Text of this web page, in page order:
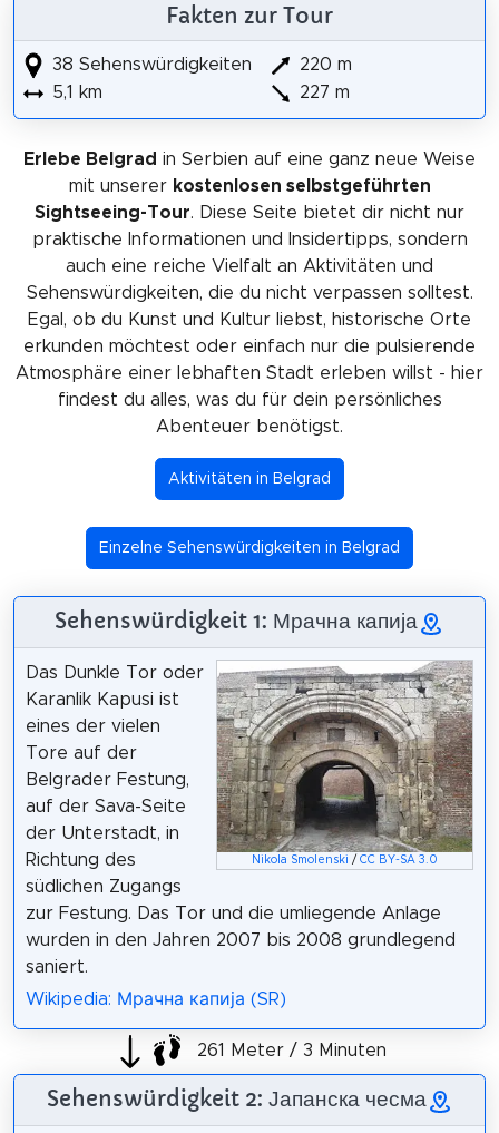
Fakten zur Tour
38 Sehenswürdigkeiten
5,1 km
220 m
227 m
Erlebe Belgrad in Serbien auf eine ganz neue Weise
mit unserer kostenlosen selbstgeführten
Sightseeing-Tour. Diese Seite bietet dir nicht nur
praktische Informationen und Insidertipps, sondern
auch eine reiche Vielfalt an Aktivitäten und
Sehenswürdigkeiten, die du nicht verpassen solltest.
Egal, ob du Kunst und Kultur liebst, historische Orte
erkunden möchtest oder einfach nur die pulsierende
Atmosphäre einer lebhaften Stadt erleben willst - hier
findest du alles, was du für dein persönliches
Abenteuer benötigst.
Aktivitäten in Belgrad
Einzelne Sehenswürdigkeiten in Belgrad
Sehenswürdigkeit 1: Мрачна капија
Nikola Smolenski /CC BY-SA 3.0
Das Dunkle Tor oder
Karanlik Kapusi ist
eines der vielen
Tore auf der
Belgrader Festung,
auf der Sava-Seite
der Unterstadt, in
Richtung des
südlichen Zugangs
zur Festung. Das Tor und die umliegende Anlage
wurden in den Jahren 2007 bis 2008 grundlegend
saniert.
Wikipedia: Мрачна капија (SR)
261 Meter / 3 Minuten
Sehenswürdigkeit 2: Јапанска чесма